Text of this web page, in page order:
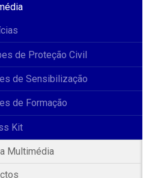
de Proteção Civil
de Sensibilização
de Formação
Kit
Multimédia